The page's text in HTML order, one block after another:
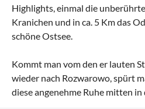
Highlights, einmal die
Kranichen und in ca. 5 Km das
schöne Ostsee.
Kommt man vom den er lauten
wieder nach Rozwarowo, spürt
diese angenehme Ruhe mitten in